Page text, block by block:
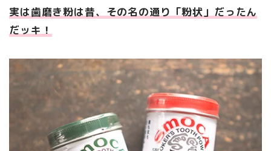
実は歯磨き粉は昔、その名の通り「粉状」だったん
だッキ！